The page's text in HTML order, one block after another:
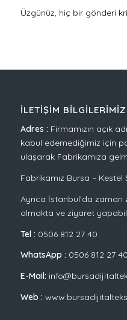
Üzgünüz, hiç bir gönderi
İLETIŞIM BILGILERIMIZ
Adres : Firmamızın açık
kabul edemediğimiz için
ulaşarak Fabrikamıza
Fabrikamız Bursa –
Ayrıca İstanbul’da
olmakta ve ziyaret
Tel : 0506 812 27 40
WhatsApp : 0506 812 27 40
E-Mail:
Web :